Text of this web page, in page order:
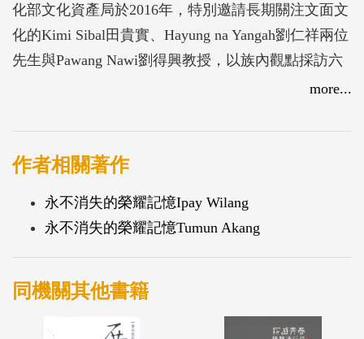
化部文化資產局於2016年，特別邀請長期關注文面文
化的Kimi Sibal田貴實、Hayung na Yangah劉仁祥兩位
先生與Pawang Nawi劉得興教授，以族內觀點採訪六
位文面耆老，以深入淺出、活潑生動又貼近一般讀者
面的文化內涵、美感經驗、儀式和規範，以及他們歷
經時代狂潮所寫下的生命故事，加上畫家王傑及張文
失的榮耀記憶》一書。本次為了回應讀者的需求，再
次將原為絕版專刊之《永不消失的榮耀記憶》一書進
行改版重印，保留原書「總論」與作者的「採訪後
記」部分，增補文面耆老家譜及現況，並以單行本之
more...
作者相關著作
永不消失的榮耀記憶Ipay Wilang
永不消失的榮耀記憶Tumun Akang
同機關其他書籍